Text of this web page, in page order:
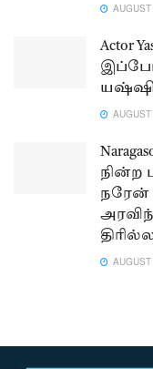
Actor
நின்ற
நரேன்